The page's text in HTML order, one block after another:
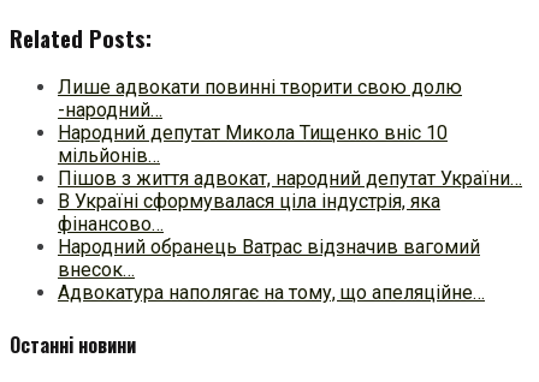
Related Posts:
Лише адвокати повинні творити свою долю
-народний…
Народний депутат Микола Тищенко вніс 10
мільйонів…
Пішов з життя адвокат, народний депутат України…
В Україні сформувалася ціла індустрія, яка
фінансово…
Народний обранець Ватрас відзначив вагомий
внесок…
Адвокатура наполягає на тому, що апеляційне…
Останні новини